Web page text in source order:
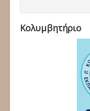
Κολυμβητήριο